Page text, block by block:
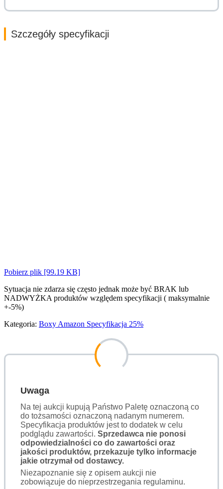
Szczegóły specyfikacji
Pobierz plik [99.19 KB]
Sytuacja nie zdarza się często jednak może być BRAK lub
NADWYŻKA produktów względem specyfikacji ( maksymalnie
+-5%)
Kategoria: Boxy Amazon Specyfikacja 25%
Uwaga
Na tej aukcji kupują Państwo Paletę oznaczoną co
do tożsamości oznaczoną nadanym numerem.
Specyfikacja produktów jest to dodatek w celu
podglądu zawartości. Sprzedawca nie ponosi
odpowiedzialności co do zawartości oraz
jakości produktów, przekazuje tylko informacje
jakie otrzymał od dostawcy.
Niezapoznanie się z opisem aukcji nie
zobowiązuje do nieprzestrzegania regulaminu.